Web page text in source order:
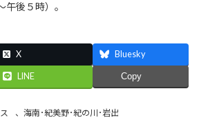
午後５時）。
X Bluesky
LINE Copy
、 海南･紀美野･紀の川･岩出